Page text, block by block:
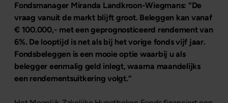
Fondsmanager Miranda Landkroon-Wiegmans: “De
vraag vanuit de markt blijft groot. Beleggen kan vanaf
€ 100.000,- met een geprognosticeerd rendement van
6%. De looptijd is net als bij het vorige fonds vijf jaar.
Fondsbeleggen is een mooie optie waarbij u als
belegger eenmalig geld inlegt, waarna maandelijks
een rendementsuitkering volgt.”